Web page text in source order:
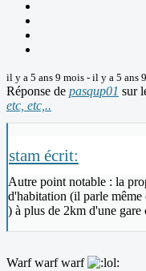
il y a 5 ans 9 mois - il y a 5 ans
Réponse de pasqup01 sur
etc, etc,..
stam écrit:
Autre point notable : la
d'habitation (il parle
) à plus de 2km d'une
Warf warf warf